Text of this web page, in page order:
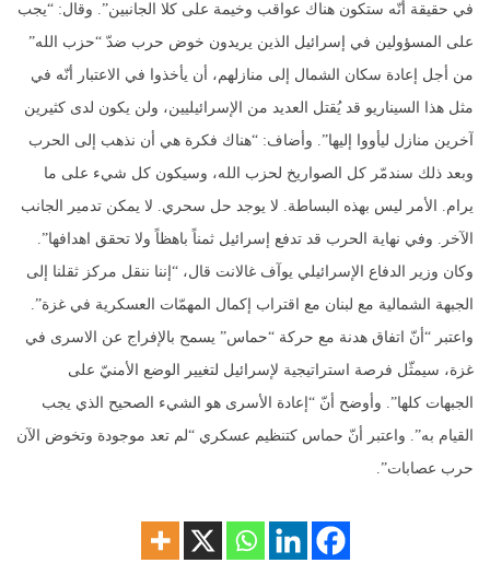
في حقيقة أنّه ستكون هناك عواقب وخيمة على كلا الجانبين”. وقال: “يجب
على المسؤولين في إسرائيل الذين يريدون خوض حرب ضدّ “حزب الله”
من أجل إعادة سكان الشمال إلى منازلهم، أن يأخذوا في الاعتبار أنّه في
مثل هذا السيناريو قد يُقتل العديد من الإسرائيليين، ولن يكون لدى كثيرين
آخرين منازل ليأووا إليها”. وأضاف: “هناك فكرة هي أن نذهب إلى الحرب
وبعد ذلك سندمّر كل الصواريخ لحزب الله، وسيكون كل شيء على ما
يرام. الأمر ليس بهذه البساطة. لا يوجد حل سحري. لا يمكن تدمير الجانب
الآخر. وفي نهاية الحرب قد تدفع إسرائيل ثمناً باهظاً ولا تحقق اهدافها”.
وكان وزير الدفاع الإسرائيلي يوآف غالانت قال، “إننا ننقل مركز ثقلنا إلى
الجبهة الشمالية مع لبنان مع اقتراب إكمال المهمّات العسكرية في غزة”.
واعتبر “أنّ اتفاق هدنة مع حركة “حماس” يسمح بالإفراج عن الاسرى في
غزة، سيمثّل فرصة استراتيجية لإسرائيل لتغيير الوضع الأمنيّ على
الجبهات كلها”. وأوضح أنّ “إعادة الأسرى هو الشيء الصحيح الذي يجب
القيام به”. واعتبر أنّ حماس كتنظيم عسكري “لم تعد موجودة وتخوض الآن
حرب عصابات”.